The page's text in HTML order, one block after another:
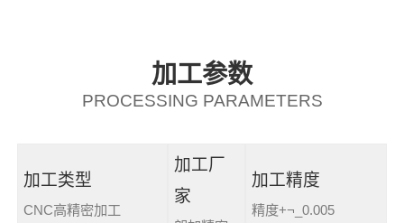
加工参数
PROCESSING PARAMETERS
加工类型
CNC高精密加工
加工厂
家
加工精度
精度+¬_0.005